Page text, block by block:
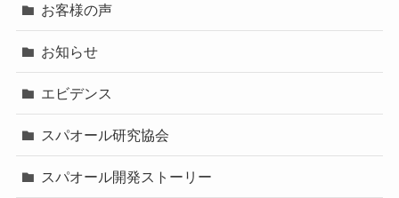
お客様の声
お知らせ
エビデンス
スパオール研究協会
スパオール開発ストーリー